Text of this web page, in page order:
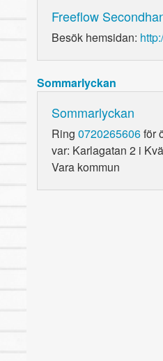
Freeflow
Besök hemsidan:
Sommarlyckan
Sommarlyckan
Ring 0720265606för
var: Karlagatan 2 i
Vara kommun